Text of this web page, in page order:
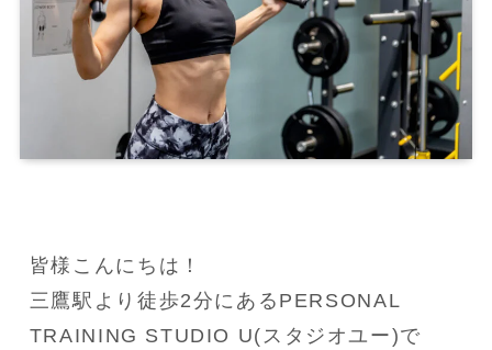
皆様こんにちは！
三鷹駅より徒歩2分にあるPERSONAL
TRAINING STUDIO U(スタジオユー)で